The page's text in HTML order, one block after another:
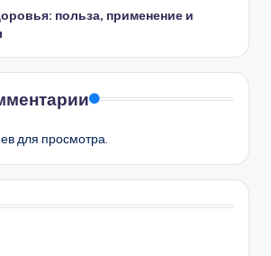
польза, применение и
для просмотра.